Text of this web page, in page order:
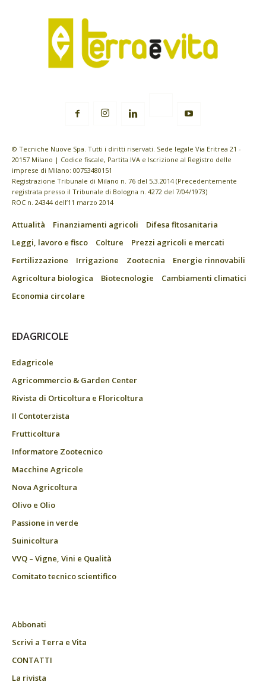
© Tecniche Nuove Spa. Tutti i diritti riservati. Sede legale Via Eritrea 21 -
20157 Milano | Codice fiscale, Partita IVA e Iscrizione al Registro delle
imprese di Milano: 00753480151
Registrazione Tribunale di Milano n. 76 del 5.3.2014 (Precedentemente
registrata presso il Tribunale di Bologna n. 4272 del 7/04/1973)
ROC n. 24344 dell’11 marzo 2014
Attualità Finanziamenti agricoli
Difesa fitosanitaria
Leggi, lavoro e fisco
Colture
Prezzi agricoli e mercati
Fertilizzazione
Irrigazione Zootecnia
Energie rinnovabili
Agricoltura biologica
Biotecnologie
Cambiamenti climatici
Economia circolare
EDAGRICOLE
Edagricole
Agricommercio & Garden Center
Rivista di Orticoltura e Floricoltura
Il Contoterzista
Frutticoltura
Informatore Zootecnico
Macchine Agricole
Nova Agricoltura
Olivo e Olio
Passione in verde
Suinicoltura
VVQ – Vigne, Vini e Qualità
Comitato tecnico scientifico
Abbonati
Scrivi a Terra e Vita
CONTATTI
La rivista